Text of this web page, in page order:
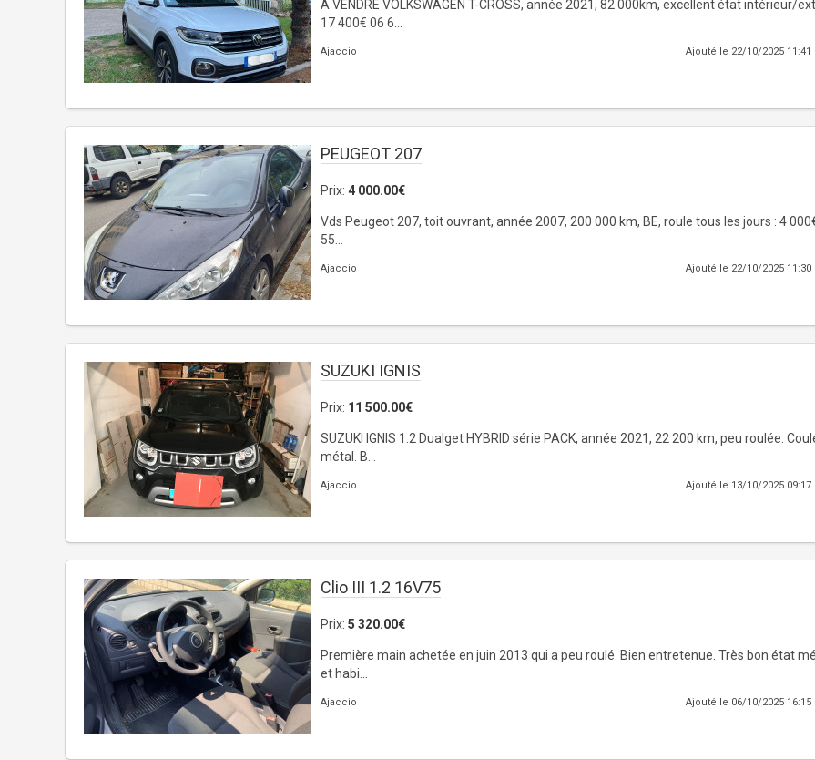
A VENDRE VOLKSWAGEN T-CROSS, année 2021, 82 000km, excellent état intérieur/
17 400€ 06 6...
Ajaccio Ajouté le 22/10/2025 11:41
PEUGEOT 207
Prix: 4 000.00€
Vds Peugeot 207, toit ouvrant, année 2007, 200 000 km, BE, roule tous les jours : 4
55...
Ajaccio Ajouté le 22/10/2025 11:30
SUZUKI IGNIS
Prix: 11 500.00€
SUZUKI IGNIS 1.2 Dualget HYBRID série PACK, année 2021, 22 200 km, peu roulée.
métal. B...
Ajaccio Ajouté le 13/10/2025 09:17
Clio III 1.2 16V75
Prix: 5 320.00€
Première main achetée en juin 2013 qui a peu roulé. Bien entretenue. Très bon état
et habi...
Ajaccio Ajouté le 06/10/2025 16:15